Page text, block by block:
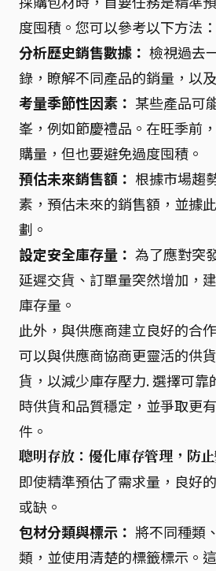
度囤積。您可以參考以下方法：
分析歷史銷售數據： 檢視過去
錄，瞭解不同產品的銷量，以
考量季節性因素： 某些產品可
峯，例如節慶禮品。在旺季前
購量，但也要避免過度囤積。
預估未來銷售額： 根據市場趨
素，預估未來的銷售額，並據
劃。
設定安全庫存量： 為了應對突
延遲交貨、訂單量突然增加，
庫存量。
此外，與供應商建立良好的合
可以與供應商協商更靈活的供
貨，以減少庫存壓力. 選擇可靠
時供貨和品質穩定，並爭取更
件。
聰明存放：優化庫存管理，防
即使精準預估了需求量，良好
或缺。
包材分類與標示： 將不同種類
類，並使用清楚的標籤標示。